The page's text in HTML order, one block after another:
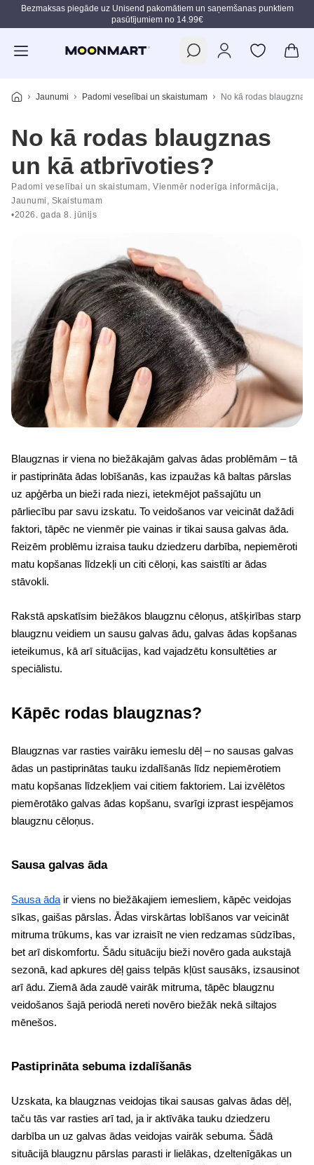
Pāriet uz galveno saturu
Bezmaksas piegāde uz Unisend pakomātiem un saņemšanas punktiem
pasūtījumiem no 14.99€
Jaunumi Padomi veselībai un skaistumam No kā rodas blaugznas
No kā rodas blaugznas
un kā atbrīvoties?
Padomi veselībai un skaistumam, Vienmēr noderīga informācija,
Jaunumi, Skaistumam
•2026. gada 8. jūnijs
Blaugznas ir viena no biežākajām galvas ādas problēmām – tā
ir pastiprināta ādas lobīšanās, kas izpaužas kā baltas pārslas
uz apģērba un bieži rada niezi, ietekmējot pašsajūtu un
pārliecību par savu izskatu. To veidošanos var veicināt dažādi
faktori, tāpēc ne vienmēr pie vainas ir tikai sausa galvas āda.
Reizēm problēmu izraisa tauku dziedzeru darbība, nepiemēroti
matu kopšanas līdzekļi un citi cēloņi, kas saistīti ar ādas
stāvokli.
Rakstā apskatīsim biežākos blaugznu cēloņus, atšķirības starp
blaugznu veidiem un sausu galvas ādu, galvas ādas kopšanas
ieteikumus, kā arī situācijas, kad vajadzētu konsultēties ar
speciālistu.
Kāpēc rodas blaugznas?
Blaugznas var rasties vairāku iemeslu dēļ – no sausas galvas
ādas un pastiprinātas tauku izdalīšanās līdz nepiemērotiem
matu kopšanas līdzekļiem vai citiem faktoriem. Lai izvēlētos
piemērotāko galvas ādas kopšanu, svarīgi izprast iespējamos
blaugznu cēloņus.
Sausa galvas āda
Sausa ādair viens no biežākajiem iemesliem, kāpēc veidojas
sīkas, gaišas pārslas. Ādas virskārtas lobīšanos var veicināt
mitruma trūkums, kas var izraisīt ne vien redzamas sūdzības,
bet arī diskomfortu. Šādu situāciju bieži novēro gada aukstajā
sezonā, kad apkures dēļ gaiss telpās kļūst sausāks, izsausinot
arī ādu. Ziemā āda zaudē vairāk mitruma, tāpēc blaugznu
veidošanos šajā periodā nereti novēro biežāk nekā siltajos
mēnešos.
Pastiprināta sebuma izdalīšanās
Uzskata, ka blaugznas veidojas tikai sausas galvas ādas dēļ,
taču tās var rasties arī tad, ja ir aktīvāka tauku dziedzeru
darbība un uz galvas ādas veidojas vairāk sebuma. Šādā
situācijā blaugznu pārslas parasti ir lielākas, dzeltenīgākas un